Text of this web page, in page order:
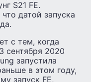
S21 FE.
датой запуска
с тем, когда
сентября 2020
запустила
в этом году,
запуск FE,